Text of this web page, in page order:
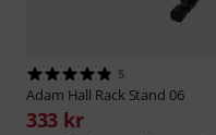
5
Adam Hall Rack Stand 06
333 kr